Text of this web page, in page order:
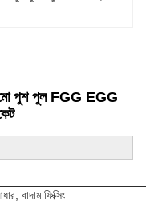
পুশ পুল FGG EGG
বাদাম ফিক্সিং